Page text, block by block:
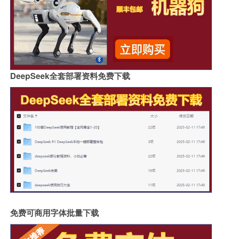
DeepSeek全套部署资料免费下载
免费可商用字体批量下载